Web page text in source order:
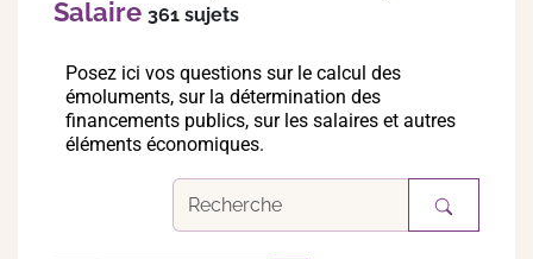
Salaire 361 sujets
Posez ici vos questions sur le calcul des
émoluments, sur la détermination des
financements publics, sur les salaires et autres
éléments économiques.